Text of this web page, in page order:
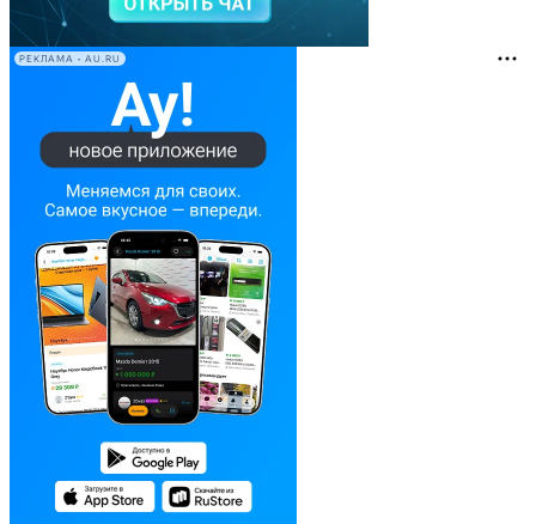
РЕКЛАМА • AU.RU